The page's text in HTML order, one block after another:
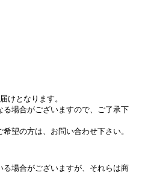
けとなります。
場合がございますので、ご了承下
望の方は、お問い合わせ下さい。
場合がございますが、それらは商